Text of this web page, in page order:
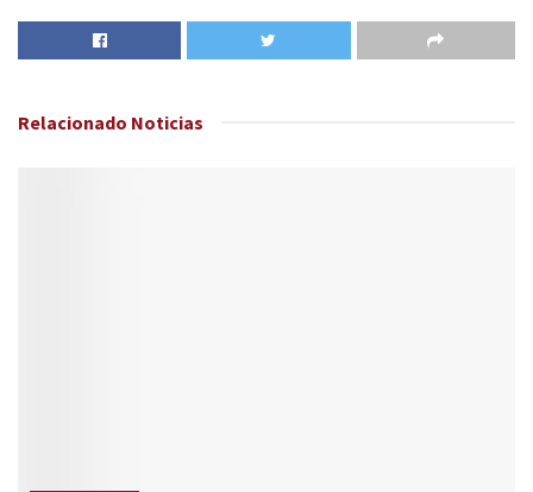
Relacionado Noticias